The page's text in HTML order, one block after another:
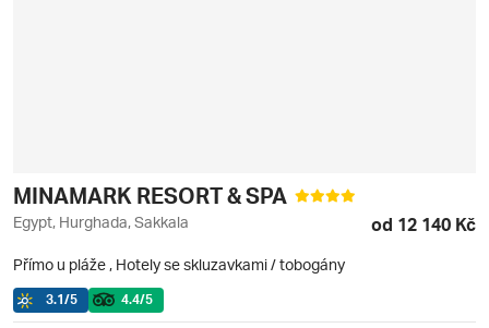
MINAMARK RESORT & SPA
Egypt, Hurghada, Sakkala od 12 140 Kč
Přímo u pláže , Hotely se skluzavkami / tobogány
3.1/5 4.4/5